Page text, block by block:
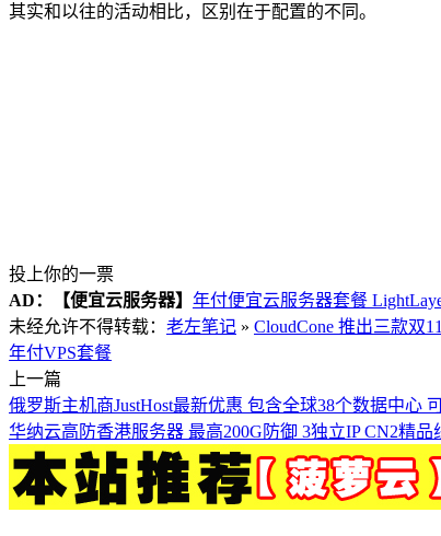
其实和以往的活动相比，区别在于配置的不同。
投上你的一票
AD：
【便宜云服务器】 年付便宜云服务器套餐
未经允许不得转载： 老左笔记 » CloudCone 推出三款双
年付VPS套餐
上一篇
俄罗斯主机商JustHost最新优惠 包含全球38个数据中心
华纳云高防香港服务器 最高200G防御 3独立IP CN2精品